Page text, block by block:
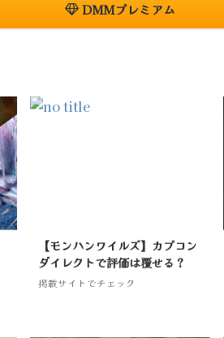
DMMプレミアム
【モンハンワイルズ】カプコン
ダイレクトで評価は覆せる？
掲載サイトでチェック